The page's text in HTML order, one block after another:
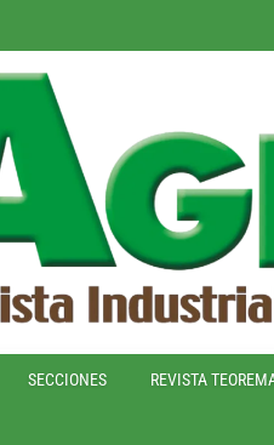
SECCIONES REVISTA